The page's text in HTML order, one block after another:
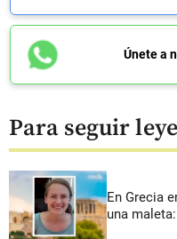
Únete a
Para seguir
En Grecia
una